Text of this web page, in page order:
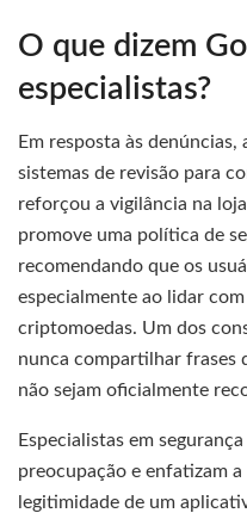
O que dizem
especialistas?
Em resposta às
sistemas de revisão para
reforçou a vigilância na
promove uma política de
recomendando que os
especialmente ao lidar
criptomoedas. Um dos
nunca compartilhar frases
não sejam oficialmente
Especialistas em
preocupação e enfatizam
legitimidade de um